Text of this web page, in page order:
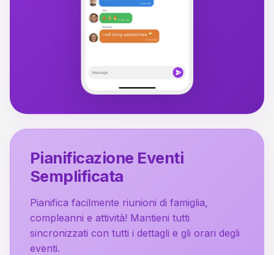
Pianificazione Eventi
Semplificata
Pianifica facilmente riunioni di famiglia,
compleanni e attività! Mantieni tutti
sincronizzati con tutti i dettagli e gli orari degli
eventi.